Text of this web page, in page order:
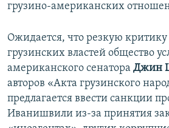
грузино-американских
Ожидается, что резкую критику
грузинских властей общество
американского сенатора Джин
авторов «Акта грузинского
предлагается ввести санкции
Иванишвили из-за принятия